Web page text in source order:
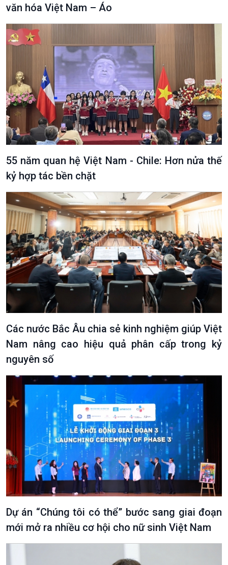
Góc nhìn VOV1
Bình luận
10 phút Sự kiện - Luận bàn
Câu chuyện thời sự
Dòng chảy sự kiện
Đối thoại
Diễn đàn chủ nhật
văn hóa Việt Nam – Áo
55 năm quan hệ Việt Nam - Chile: Hơn nửa thế
kỷ hợp tác bền chặt
Các nước Bắc Âu chia sẻ kinh nghiệm giúp Việt
Nam nâng cao hiệu quả phân cấp trong kỷ
nguyên số
Dự án “Chúng tôi có thể” bước sang giai đoạn
mới mở ra nhiều cơ hội cho nữ sinh Việt Nam